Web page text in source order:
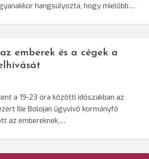
hangsúlyozta, hogy mielőbb…
emberek és a cégek a
a 19-23 óra közötti időszakban az
Ilie Bolojan ügyvivő kormányfő
az embereknek,…